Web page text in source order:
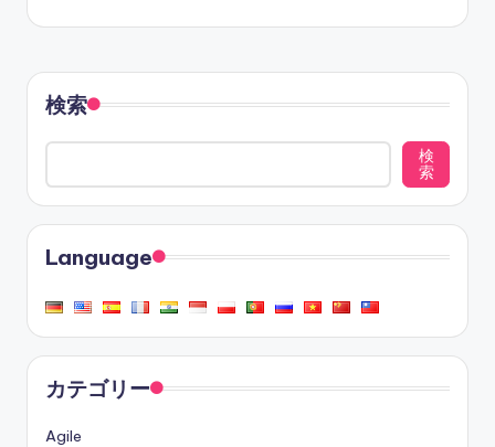
検索
検
索
Language
カテゴリー
Agile